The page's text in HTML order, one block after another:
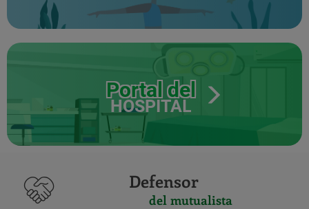
Portal del
HOSPITAL
Defensor
del mutualista